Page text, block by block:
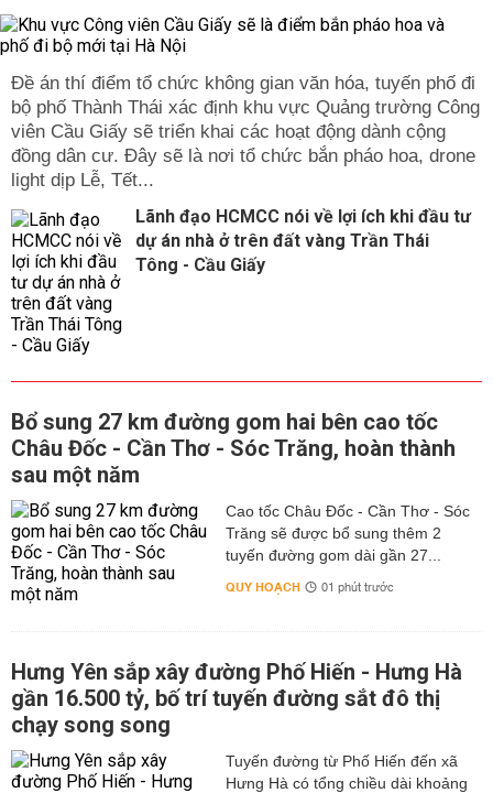
Đề án thí điểm tổ chức không gian văn hóa, tuyến phố đi
bộ phố Thành Thái xác định khu vực Quảng trường Công
viên Cầu Giấy sẽ triển khai các hoạt động dành cộng
đồng dân cư. Đây sẽ là nơi tổ chức bắn pháo hoa, drone
light dịp Lễ, Tết...
Lãnh đạo HCMCC nói về lợi ích khi đầu tư
dự án nhà ở trên đất vàng Trần Thái
Tông - Cầu Giấy
Bổ sung 27 km đường gom hai bên cao tốc
Châu Đốc - Cần Thơ - Sóc Trăng, hoàn thành
sau một năm
Cao tốc Châu Đốc - Cần Thơ - Sóc
Trăng sẽ được bổ sung thêm 2
tuyến đường gom dài gần 27...
QUY HOẠCH 01 phút trước
Hưng Yên sắp xây đường Phố Hiến - Hưng Hà
gần 16.500 tỷ, bố trí tuyến đường sắt đô thị
chạy song song
Tuyến đường từ Phố Hiến đến xã
Hưng Hà có tổng chiều dài khoảng